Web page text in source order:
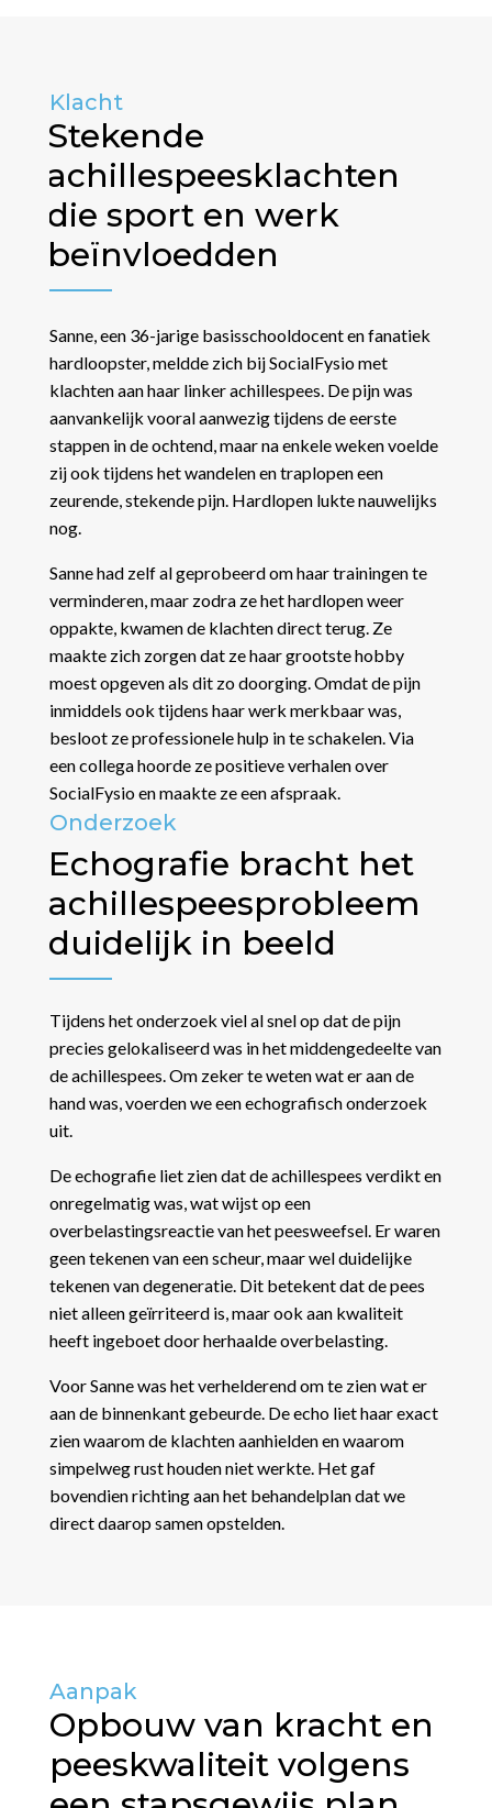
Klacht
Stekende
achillespeesklachten
die sport en werk
beïnvloedden
Sanne, een 36-jarige basisschooldocent en fanatiek
hardloopster, meldde zich bij SocialFysio met
klachten aan haar linker achillespees. De pijn was
aanvankelijk vooral aanwezig tijdens de eerste
stappen in de ochtend, maar na enkele weken voelde
zij ook tijdens het wandelen en traplopen een
zeurende, stekende pijn. Hardlopen lukte nauwelijks
nog.
Sanne had zelf al geprobeerd om haar trainingen te
verminderen, maar zodra ze het hardlopen weer
oppakte, kwamen de klachten direct terug. Ze
maakte zich zorgen dat ze haar grootste hobby
moest opgeven als dit zo doorging. Omdat de pijn
inmiddels ook tijdens haar werk merkbaar was,
besloot ze professionele hulp in te schakelen. Via
een collega hoorde ze positieve verhalen over
SocialFysio en maakte ze een afspraak.
Onderzoek
Echografie bracht het
achillespeesprobleem
duidelijk in beeld
Tijdens het onderzoek viel al snel op dat de pijn
precies gelokaliseerd was in het middengedeelte van
de achillespees. Om zeker te weten wat er aan de
hand was, voerden we een echografisch onderzoek
uit.
De echografie liet zien dat de achillespees verdikt en
onregelmatig was, wat wijst op een
overbelastingsreactie van het peesweefsel. Er waren
geen tekenen van een scheur, maar wel duidelijke
tekenen van degeneratie. Dit betekent dat de pees
niet alleen geïrriteerd is, maar ook aan kwaliteit
heeft ingeboet door herhaalde overbelasting.
Voor Sanne was het verhelderend om te zien wat er
aan de binnenkant gebeurde. De echo liet haar exact
zien waarom de klachten aanhielden en waarom
simpelweg rust houden niet werkte. Het gaf
bovendien richting aan het behandelplan dat we
direct daarop samen opstelden.
Aanpak
Opbouw van kracht en
peeskwaliteit volgens